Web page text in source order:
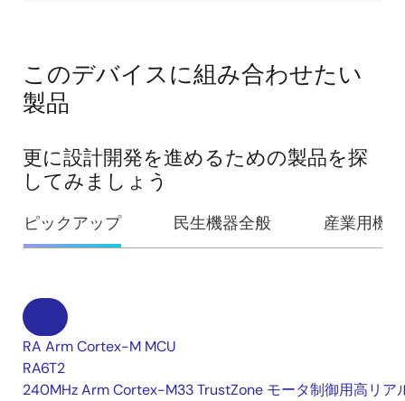
このデバイスに組み合わせたい
製品
更に設計開発を進めるための製品を探
してみましょう
ピックアップ 民生機器全般 産業用機器
RA Arm Cortex-M MCU
RA6T2
240MHz Arm Cortex-M33 TrustZone モータ制御用高リア